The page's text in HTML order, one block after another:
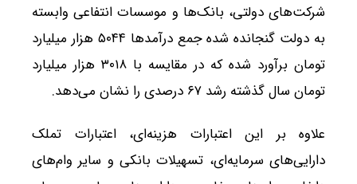
شرکت‌های دولتی، بانک‌ها و موسسات انتفاعی وابسته
به دولت گنجانده شده جمع درآمدها ۵۰۴۴ هزار میلیارد
تومان برآورد شده که در مقایسه با ۳۰۱۸ هزار میلیارد
تومان سال گذشته رشد ۶۷ درصدی را نشان می‌دهد.
علاوه بر این اعتبارات هزینه‌ای، اعتبارات تملک
دارایی‌های سرمایه‌ای، تسهیلات بانکی و سایر وام‌های